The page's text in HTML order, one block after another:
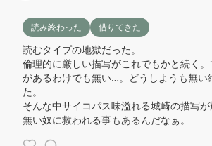
読み終わった 借りてきた
読むタイプの地獄だった。
倫理的に厳しい描写がこれでもかと続く
があるわけでも無い…。どうしようも無い
た。
そんな中サイコパス味溢れる城崎の描写
無い奴に救われる事もあるんだなぁ。